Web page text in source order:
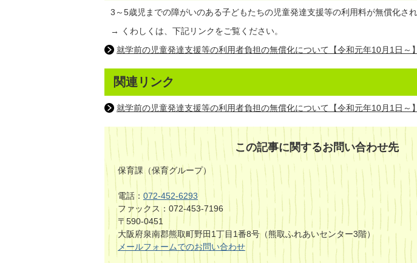
3～5歳児までの障がいのある子どもたちの児童発達支援等の利用料が無償化され
→ くわしくは、下記リンクをご覧ください。
就学前の児童発達支援等の利用者負担の無償化について【令和元年10月1日～】
関連リンク
就学前の児童発達支援等の利用者負担の無償化について【令和元年10月1日～】
この記事に関するお問い合わせ先
保育課（保育グループ）
電話： 072-452-6293
ファックス：072-453-7196
〒590-0451
大阪府泉南郡熊取町野田1丁目1番8号（熊取ふれあいセンター3階）
メールフォームでのお問い合わせ